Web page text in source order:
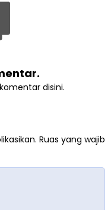
disini.
Ruas yang wajib